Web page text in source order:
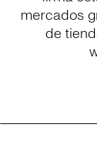
mercados
de